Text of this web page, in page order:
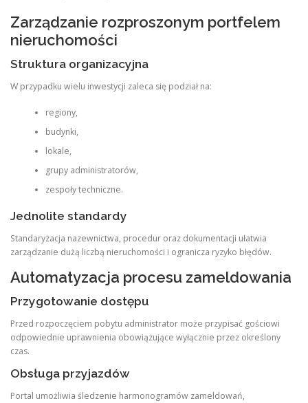
Zarządzanie rozproszonym portfelem
nieruchomości
Struktura organizacyjna
W przypadku wielu inwestycji zaleca się podział na:
regiony,
budynki,
lokale,
grupy administratorów,
zespoły techniczne.
Jednolite standardy
Standaryzacja nazewnictwa, procedur oraz dokumentacji ułatwia
zarządzanie dużą liczbą nieruchomości i ogranicza ryzyko błędów.
Automatyzacja procesu zameldowania
Przygotowanie dostępu
Przed rozpoczęciem pobytu administrator może przypisać gościowi
odpowiednie uprawnienia obowiązujące wyłącznie przez określony
czas.
Obsługa przyjazdów
Portal umożliwia śledzenie harmonogramów zameldowań,